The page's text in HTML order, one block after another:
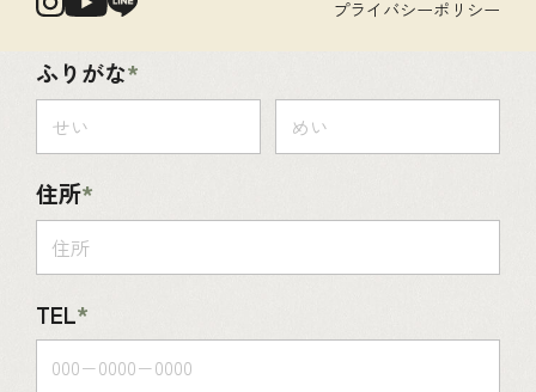
プライバシーポリシー
ふりがな
住所
TEL